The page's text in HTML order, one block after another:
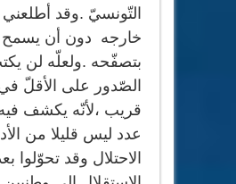
التّونسيّ .وقد
خارجه دون أن
بتصفّحه .ولعلّه لن
الصّدور على الأقلّ
قريب ،لأنّه يكشف
عدد ليس قليلا من
الاحتلال وقد تحوّلوا